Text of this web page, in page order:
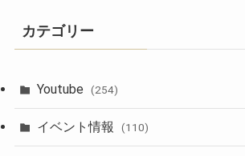
カテゴリー
Youtube (254)
イベント情報 (110)